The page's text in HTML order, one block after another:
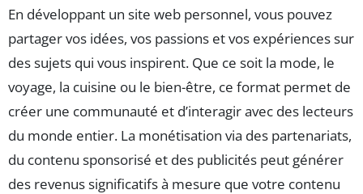
En développant un site web personnel, vous pouvez
partager vos idées, vos passions et vos expériences sur
des sujets qui vous inspirent. Que ce soit la mode, le
voyage, la cuisine ou le bien-être, ce format permet de
créer une communauté et d’interagir avec des lecteurs
du monde entier. La monétisation via des partenariats,
du contenu sponsorisé et des publicités peut générer
des revenus significatifs à mesure que votre contenu